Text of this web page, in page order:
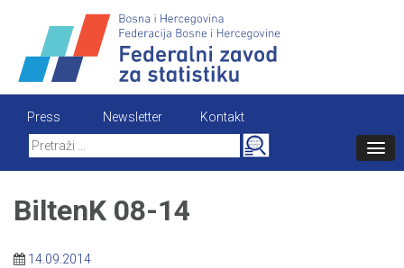
content
Press Newsletter
Kontakt
Search
for:
BiltenK 08-14
14.09.2014